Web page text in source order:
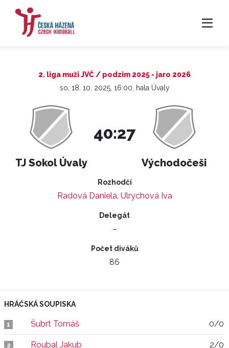
2. liga muži JVČ / podzim 2025 - jaro 2026
so, 18. 10. 2025, 16:00, hala Úvaly
TJ Sokol Úvaly
40:27
Východočeši
Rozhodčí
Radová Daniela, Ulrychová Iva
Delegát
–
Počet diváků
86
HRÁČSKÁ SOUPISKA
1 Šubrt Tomáš 0/0
2 Roubal Jakub 2/0